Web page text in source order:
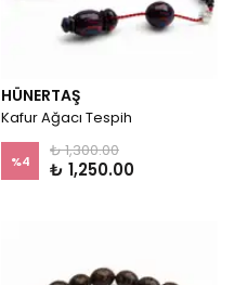
HÜNERTAŞ
Kafur Ağacı Tespih
%4
₺ 1,300.00
₺ 1,250.00